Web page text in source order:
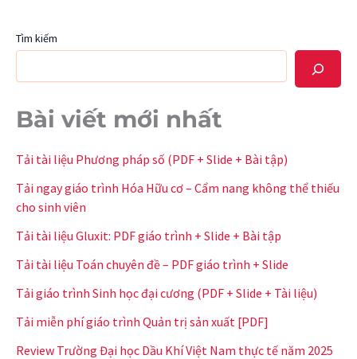
Tìm kiếm
Bài viết mới nhất
Tải tài liệu Phương pháp số (PDF + Slide + Bài tập)
Tải ngay giáo trình Hóa Hữu cơ – Cẩm nang không thể thiếu
cho sinh viên
Tải tài liệu Gluxit: PDF giáo trình + Slide + Bài tập
Tải tài liệu Toán chuyên đề – PDF giáo trình + Slide
Tải giáo trình Sinh học đại cương (PDF + Slide + Tài liệu)
Tải miễn phí giáo trình Quản trị sản xuất [PDF]
Review Trường Đại học Dầu Khí Việt Nam thực tế năm 2025